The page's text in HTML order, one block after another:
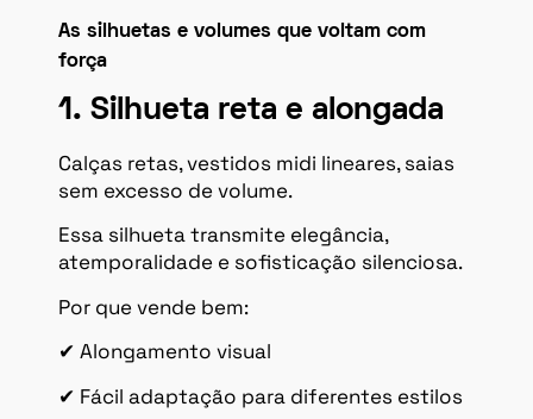
As silhuetas e volumes que voltam com
força
1. Silhueta reta e alongada
Calças retas, vestidos midi lineares, saias
sem excesso de volume.
Essa silhueta transmite elegância,
atemporalidade e sofisticação silenciosa.
Por que vende bem:
✔ Alongamento visual
✔ Fácil adaptação para diferentes estilos